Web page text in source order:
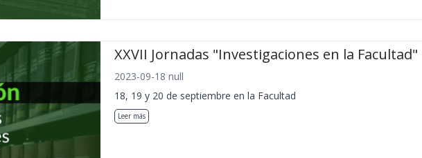
XXVII Jornadas "Investigaciones en la Facultad"
2023-09-18 null
18, 19 y 20 de septiembre en la Facultad
Leer más